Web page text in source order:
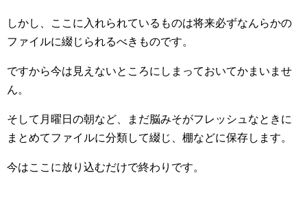
しかし、ここに入れられているものは将来必ずなんらかの
ファイルに綴じられるべきものです。
ですから今は見えないところにしまっておいてかまいませ
ん。
そして月曜日の朝など、まだ脳みそがフレッシュなときに
まとめてファイルに分類して綴じ、棚などに保存します。
今はここに放り込むだけで終わりです。